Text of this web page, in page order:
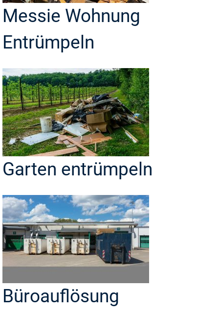
Messie Wohnung
Entrümpeln
Garten entrümpeln
Büroauflösung